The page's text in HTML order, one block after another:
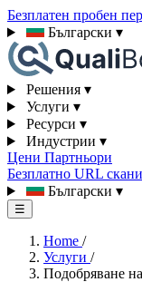
Безплатен пробен
Български ▾
Решения ▾
Услуги ▾
Ресурси ▾
Индустрии ▾
Цени Партньори
Безплатно URL
Български ▾
☰
Home /
Услуги /
Подобряване